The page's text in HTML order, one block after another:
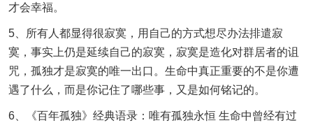
才会幸福。
5、所有人都显得很寂寞，用自己的方式想尽办法排遣寂
寞，事实上仍是延续自己的寂寞，寂寞是造化对群居者的诅
咒，孤独才是寂寞的唯一出口。生命中真正重要的不是你遭
遇了什么，而是你记住了哪些事，又是如何铭记的。
6、《百年孤独》经典语录：唯有孤独永恒 生命中曾经有过